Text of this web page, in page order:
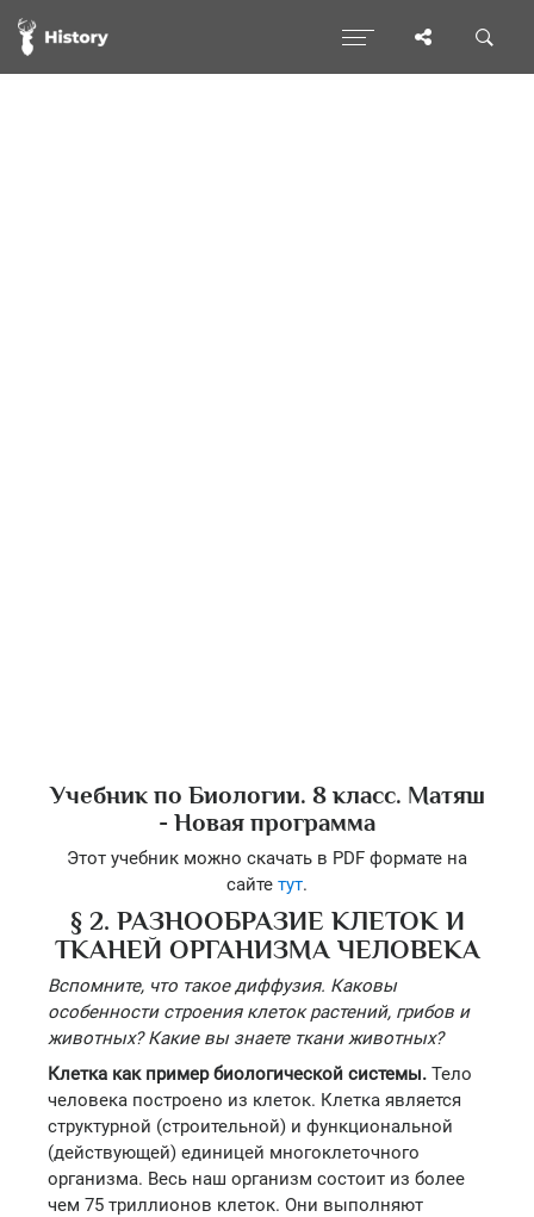
Учебник по Биологии. 8 класс. Матяш
- Новая программа
Этот учебник можно скачать в PDF формате на
сайте тут.
§ 2. РАЗНООБРАЗИЕ КЛЕТОК И
ТКАНЕЙ ОРГАНИЗМА ЧЕЛОВЕКА
Вспомните, что такое диффузия. Каковы
особенности строения клеток растений, грибов и
животных? Какие вы знаете ткани животных?
Клетка как пример биологической системы. Тело
человека построено из клеток. Клетка является
структурной (строительной) и функциональной
(действующей) единицей многоклеточного
организма. Весь наш организм состоит из более
чем 75 триллионов клеток. Они выполняют